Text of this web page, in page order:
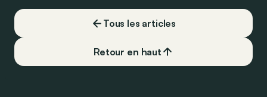
Tous les articles
Retour en haut